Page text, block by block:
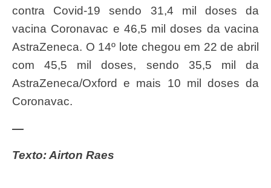
contra Covid-19 sendo 31,4 mil doses da
vacina Coronavac e 46,5 mil doses da vacina
AstraZeneca. O 14º lote chegou em 22 de abril
com 45,5 mil doses, sendo 35,5 mil da
AstraZeneca/Oxford e mais 10 mil doses da
Coronavac.
—
Texto: Airton Raes